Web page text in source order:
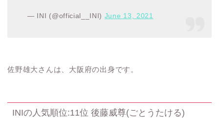
— INI (@official__INI) June 13, 2021
佐野雄大さんは、大阪府の出身です。
INIの人気順位:11位 後藤威尊(ごとうたける)